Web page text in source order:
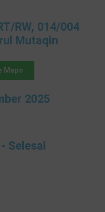
RW, 014/004
Mutaqin
Maps
2025
Selesai